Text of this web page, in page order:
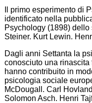
Il primo esperimento di
identificato nella
Psychology (1898)
Steiner. Kurt Lewin.
Dagli anni Settanta la
conosciuto una rinascita
hanno contribuito in
psicologia sociale
McDougall. Carl
Solomon Asch. Henri